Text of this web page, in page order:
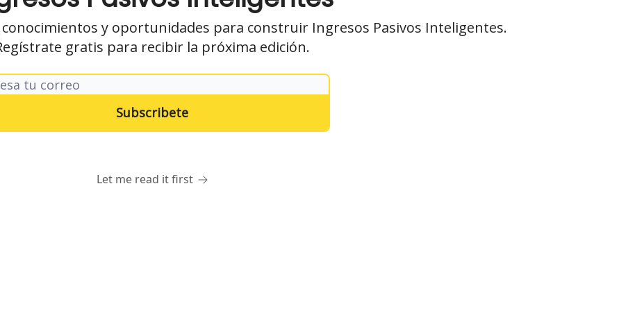
conocimientos y oportunidades para construir Ingresos Pasivos Inteligentes.
gratis para recibir la próxima edición.
Let me read it first